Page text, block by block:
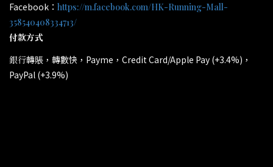
Facebook： https://m.facebook.com/HK-Running-Mall-
358540408334713/
付款方式
銀行轉賬，轉數快，Payme，Credit Card/Apple Pay (+3.4%)，
PayPal (+3.9%)